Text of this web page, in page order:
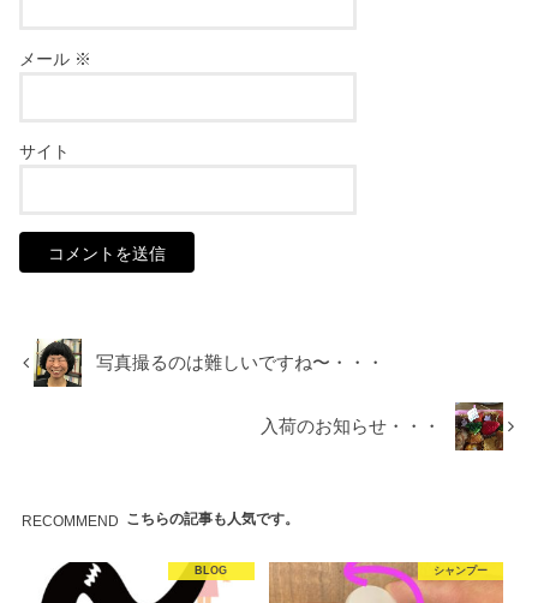
メール ※
サイト
写真撮るのは難しいですね〜・・・
入荷のお知らせ・・・
RECOMMEND こちらの記事も人気です。
BLOG シャンプー